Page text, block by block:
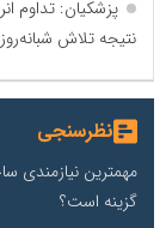
پزشکیان: تداوم
نتیجه تلاش
نظرسنجی
مهمترین نیازمندی
گزینه است؟